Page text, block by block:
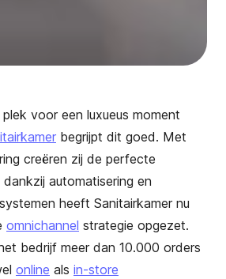
voor een luxueus moment
begrijpt dit goed. Met
creëren zij de perfecte
automatisering en
heeft Sanitairkamer nu
omnichannel strategie opgezet.
bedrijf meer dan 10.000 orders
online als in-store